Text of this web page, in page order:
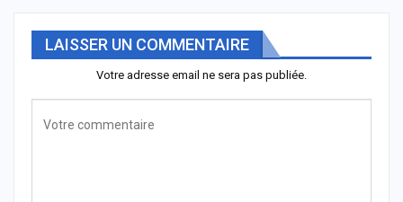
LAISSER UN COMMENTAIRE
Votre adresse email ne sera pas publiée.